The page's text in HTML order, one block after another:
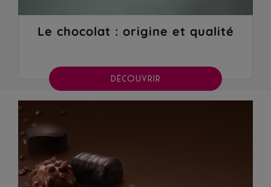
Le chocolat : origine et qualité
DÉCOUVRIR